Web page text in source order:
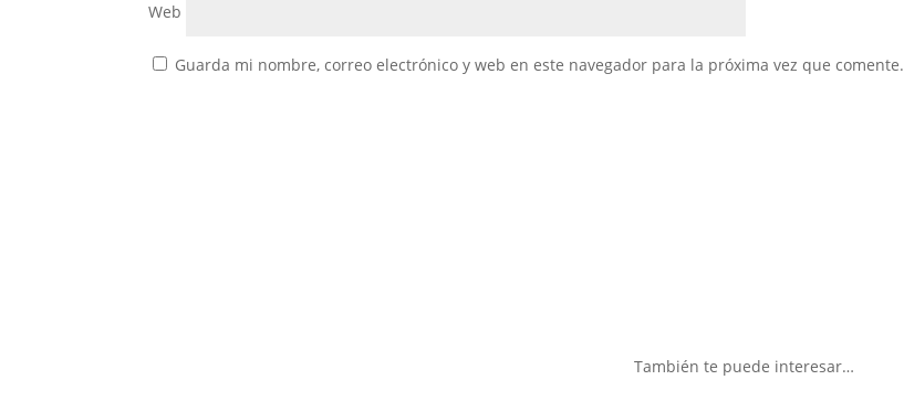
Web
Guarda mi nombre, correo electrónico y web en este navegador para la próxima vez que comente.
También te puede interesar…